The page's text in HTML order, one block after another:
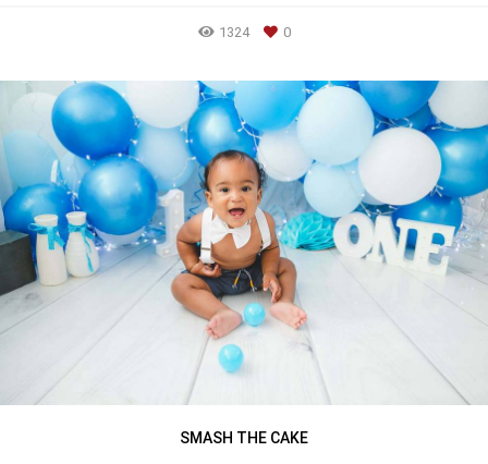
1324 0
SMASH THE CAKE